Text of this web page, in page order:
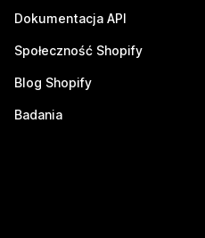
Dokumentacja API
Społeczność Shopify
Blog Shopify
Badania